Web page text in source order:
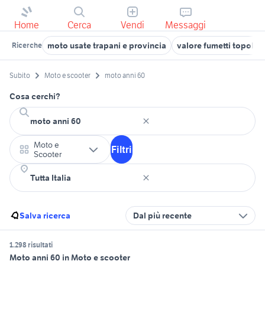
Home Cerca Vendi Messaggi
Ricerche moto usate trapani e provincia valore fumetti
Subito Moto e scooter moto anni 60
Cosa cerchi?
Moto e
Scooter
Filtri
Salva ricerca Dal più recente
1.298 risultati
Moto anni 60 in Moto e scooter